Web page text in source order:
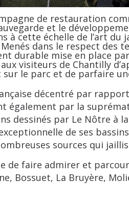
de restauration
et le
à cette échelle de l’art du
dans le respect des
durable mise en place
visiteurs de Chantilly
sur le parc et de parfaire
décentré par rapport
également par la
dessinés par Le Nôtre à la
de ses
sources qui
faire admirer et
Bossuet, La Bruyère,